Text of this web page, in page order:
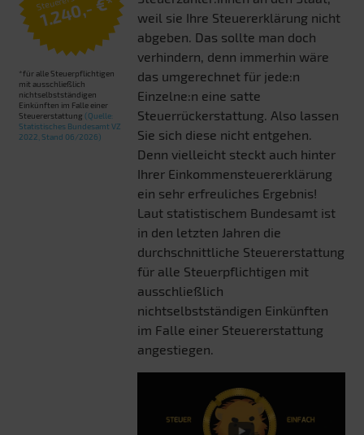
1.240,- €*
*für alle Steuerpflichtigen
mit ausschließlich
nichtselbstständigen
Einkünften im Falle einer
Steuererstattung (Quelle:
Statistisches Bundesamt VZ
2022, Stand 06/2026)
weil sie Ihre Steuererklärung nicht
abgeben. Das sollte man doch
verhindern, denn immerhin wäre
das umgerechnet für jede:n
Einzelne:n eine satte
Steuerrückerstattung. Also lassen
Sie sich diese nicht entgehen.
Denn vielleicht steckt auch hinter
Ihrer Einkommensteuererklärung
ein sehr erfreuliches Ergebnis!
Laut statistischem Bundesamt ist
in den letzten Jahren die
durchschnittliche Steuererstattung
für alle Steuerpflichtigen mit
ausschließlich
nichtselbstständigen Einkünften
im Falle einer Steuererstattung
angestiegen.